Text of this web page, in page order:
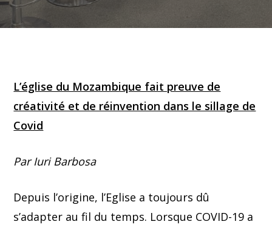
L’église du Mozambique fait preuve de
créativité et de réinvention dans le sillage de
Covid
Par Iuri Barbosa
Depuis l’origine, l’Eglise a toujours dû
s’adapter au fil du temps. Lorsque COVID-19 a